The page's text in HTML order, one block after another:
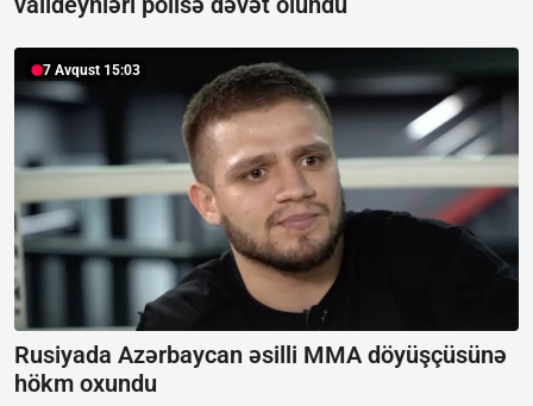
7 Avqust 15:03
Rusiyada Azərbaycan əsilli MMA döyüşçüsünə
hökm oxundu